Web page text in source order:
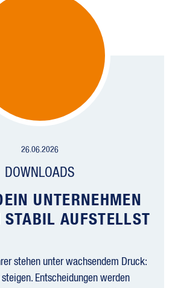
26.06.2026
DOWNLOADS
UNTERNEHMEN
AUFSTELLST
stehen unter wachsendem Druck:
Entscheidungen werden